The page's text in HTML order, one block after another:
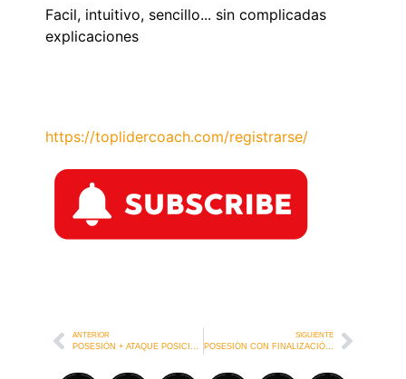
Facil, intuitivo, sencillo... sin complicadas
explicaciones
https://toplidercoach.com/registrarse/
ANTERIOR SIGUIENTE
POSESIÓN CON FINALIZACIÓN EN MINI PORTERÍAS LIVERPOOL